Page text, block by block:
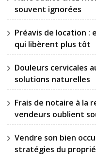
souvent ignorées
Préavis de location :
qui libèrent plus tôt
Douleurs cervicales
solutions naturelles
Frais de notaire à la
vendeurs oublient
Vendre son bien
stratégies du